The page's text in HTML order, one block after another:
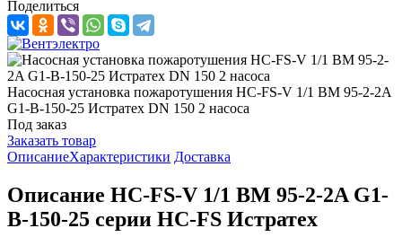
Поделиться
Насосная установка пожаротушения HC-FS-V 1/1 BM 95-2-2A
G1-B-150-25 Истратех DN 150 2 насоса
Под заказ
Заказать товар
ОписаниеХарактеристики Доставка
Описание HC-FS-V 1/1 BM 95-2-2A G1-
B-150-25 серии HC-FS Истратех